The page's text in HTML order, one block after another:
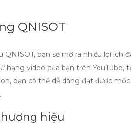
QNISOT
QNISOT, bạn sẽ mở ra nhiều lợi ích
video của bạn trên YouTube,
bạn có thể dễ dàng đạt được
hiệu